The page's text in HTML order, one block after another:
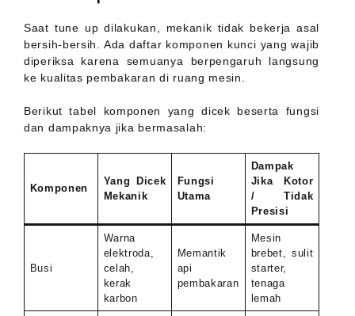
Saat tune up dilakukan, mekanik tidak bekerja asal
bersih-bersih. Ada daftar komponen kunci yang wajib
diperiksa karena semuanya berpengaruh langsung
ke kualitas pembakaran di ruang mesin.
Berikut tabel komponen yang dicek beserta fungsi
dan dampaknya jika bermasalah:
Komponen
Yang Dicek
Mekanik
Fungsi
Utama
Dampak
Jika Kotor
/ Tidak
Presisi
Busi
Warna
elektroda,
celah,
kerak
karbon
Memantik
api
pembakaran
Mesin
brebet, sulit
starter,
tenaga
lemah